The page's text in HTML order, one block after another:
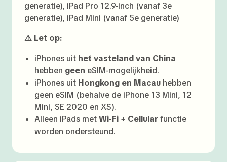
generatie), iPad Pro 12.9-inch (vanaf 3e
generatie), iPad Mini (vanaf 5e generatie)
⚠️ Let op:
iPhones uit het vasteland van China
hebben geen eSIM-mogelijkheid.
iPhones uit Hongkong en Macau hebben
geen eSIM (behalve de iPhone 13 Mini, 12
Mini, SE 2020 en XS).
Alleen iPads metWi-Fi + Cellular functie
worden ondersteund.